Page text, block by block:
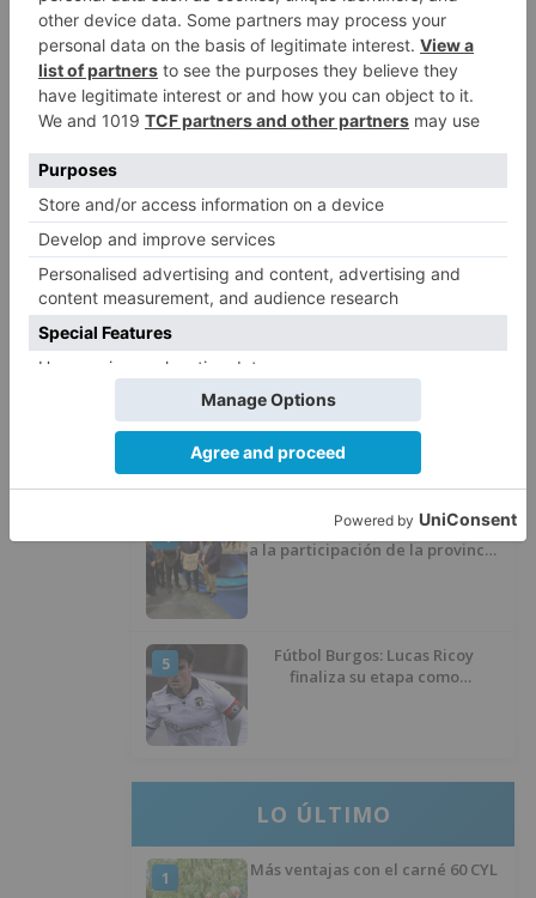
Clasificacion Nacional ACB Liga
ENDESA
LO + VISTO
1
2
Felix Gall ganador de la Vuelta a
Burgos 2026
El Burgos CF oficializa la salida
de Aitor Córdoba al fútbol chino
4
SODEBUR pone el broche de oro
a la participación de la provincia
5
Fútbol Burgos: Lucas Ricoy
finaliza su etapa como
LO ÚLTIMO
1 Más ventajas con el carné 60 CYL